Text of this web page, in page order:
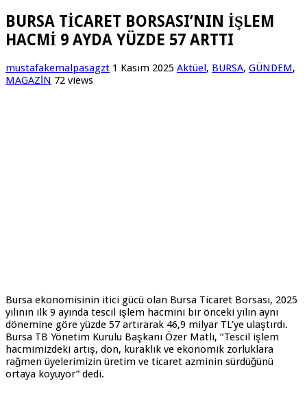
BURSA TİCARET BORSASI’NIN İŞLEM
HACMİ 9 AYDA YÜZDE 57 ARTTI
mustafakemalpasagzt 1 Kasım 2025 Aktüel , BURSA, GÜNDEM,
MAGAZİN 72 views
Bursa ekonomisinin itici gücü olan Bursa Ticaret Borsası, 2025
yılının ilk 9 ayında tescil işlem hacmini bir önceki yılın aynı
dönemine göre yüzde 57 artırarak 46,9 milyar TL’ye ulaştırdı.
Bursa TB Yönetim Kurulu Başkanı Özer Matlı, “Tescil işlem
hacmimizdeki artış, don, kuraklık ve ekonomik zorluklara
rağmen üyelerimizin üretim ve ticaret azminin sürdüğünü
ortaya koyuyor” dedi.